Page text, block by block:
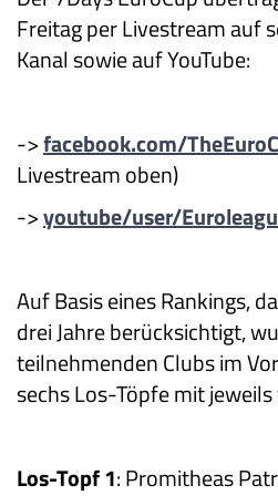
Freitag per Livestream auf
Kanal sowie auf YouTube:
->facebook.com/
Livestream oben)
->youtube/user/
Auf Basis eines Rankings,
drei Jahre berücksichtigt,
teilnehmenden Clubs im
sechs Los-Töpfe mit
Los-Topf 1: Promitheas